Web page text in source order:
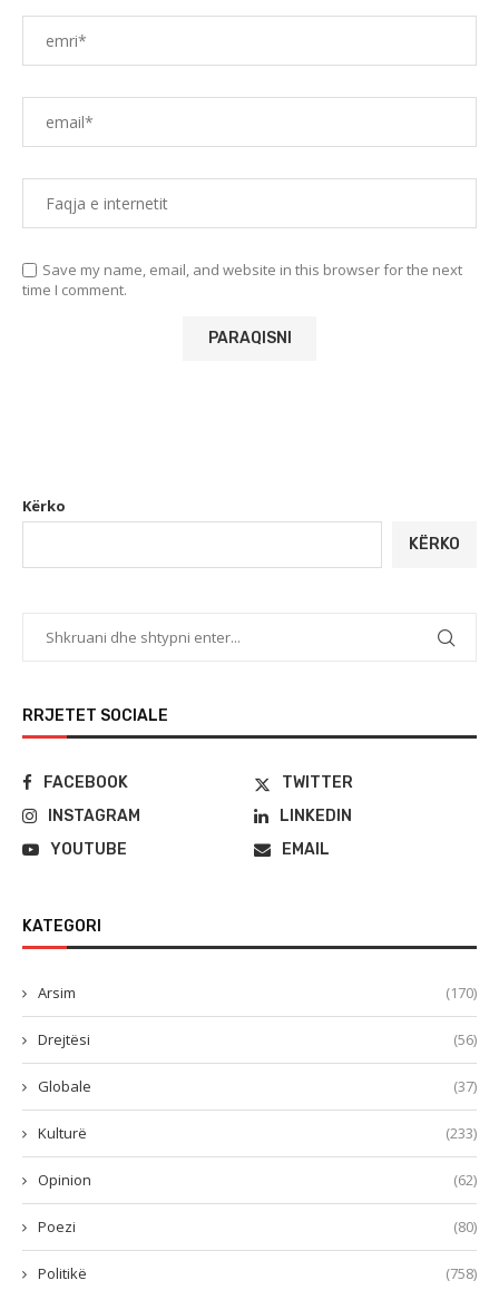
Save my name, email, and website in this browser for the next
time I comment.
Kërko
KËRKO
RRJETET SOCIALE
FACEBOOK
TWITTER
INSTAGRAM
LINKEDIN
YOUTUBE
EMAIL
KATEGORI
Arsim (170)
Drejtësi (56)
Globale (37)
Kulturë (233)
Opinion (62)
Poezi (80)
Politikë (758)